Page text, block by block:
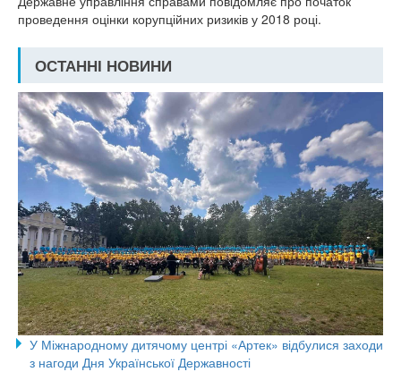
проведення оцінки корупційних ризиків у 2018 році.
ОСТАННІ НОВИНИ
У Міжнародному дитячому центрі «Артек» відбулися заходи
з нагоди Дня Української Державності